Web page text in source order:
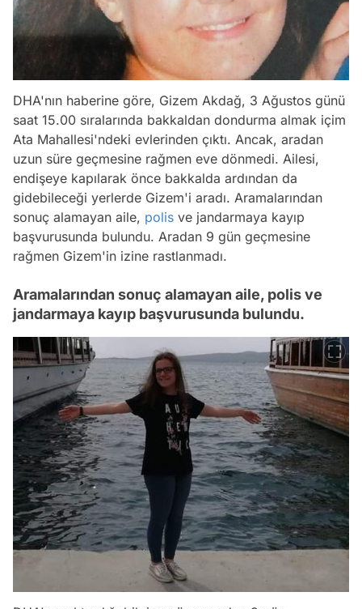
DHA'nın haberine göre, Gizem Akdağ, 3 Ağustos günü
saat 15.00 sıralarında bakkaldan dondurma almak içim
Ata Mahallesi'ndeki evlerinden çıktı. Ancak, aradan
uzun süre geçmesine rağmen eve dönmedi. Ailesi,
endişeye kapılarak önce bakkalda ardından da
gidebileceği yerlerde Gizem'i aradı. Aramalarından
sonuç alamayan aile, polis ve jandarmaya kayıp
başvurusunda bulundu. Aradan 9 gün geçmesine
rağmen Gizem'in izine rastlanmadı.
Aramalarından sonuç alamayan aile, polis ve
jandarmaya kayıp başvurusunda bulundu.